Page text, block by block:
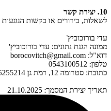
10. יצירת קשר
לשאלות, בירורים או בקשות הנוגעות
עדי בורוכוביץ'
ממונה הגנת נתונים: עדי בורוכוביץ'
דוא"ל: borocovitch@gmail.com
טלפון: 0543100512
כתובת: סטרומה 12, רמת גן 5255214
תאריך יצירת המסמך: 21.10.2025